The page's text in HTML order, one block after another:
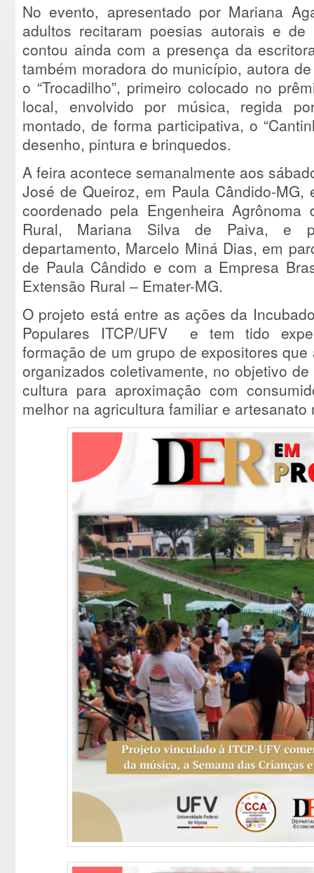
No evento, apresentado por Mariana
adultos recitaram poesias autorais e
contou ainda com a presença da
também moradora do município, autora
o “Trocadilho”, primeiro colocado no
local, envolvido por música, regida
montado, de forma participativa, o
desenho, pintura e brinquedos.
A feira acontece semanalmente aos
José de Queiroz, em Paula Cândido-
coordenado pela Engenheira
Rural, Mariana Silva de Paiva, e
departamento, Marcelo Miná Dias, em
de Paula Cândido e com a Empresa
Extensão Rural – Emater-MG.
O projeto está entre as ações da
Populares ITCP/UFV e tem tido
formação de um grupo de expositores
organizados coletivamente, no objetivo
cultura para aproximação com
melhor na agricultura familiar e artesanato